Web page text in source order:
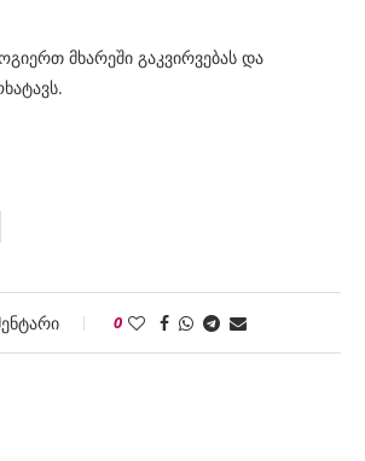
მხარეში გაკვირვებას და
0